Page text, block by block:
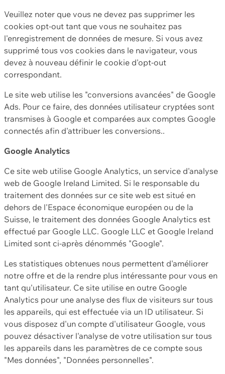
Veuillez noter que vous ne devez pas supprimer les
cookies opt-out tant que vous ne souhaitez pas
l'enregistrement de données de mesure. Si vous avez
supprimé tous vos cookies dans le navigateur, vous
devez à nouveau définir le cookie d'opt-out
correspondant.
Le site web utilise les "conversions avancées" de Google
Ads. Pour ce faire, des données utilisateur cryptées sont
transmises à Google et comparées aux comptes Google
connectés afin d'attribuer les conversions..
Google Analytics
Ce site web utilise Google Analytics, un service d'analyse
web de Google Ireland Limited. Si le responsable du
traitement des données sur ce site web est situé en
dehors de l'Espace économique européen ou de la
Suisse, le traitement des données Google Analytics est
effectué par Google LLC. Google LLC et Google Ireland
Limited sont ci-après dénommés "Google".
Les statistiques obtenues nous permettent d'améliorer
notre offre et de la rendre plus intéressante pour vous en
tant qu'utilisateur. Ce site utilise en outre Google
Analytics pour une analyse des flux de visiteurs sur tous
les appareils, qui est effectuée via un ID utilisateur. Si
vous disposez d'un compte d'utilisateur Google, vous
pouvez désactiver l'analyse de votre utilisation sur tous
les appareils dans les paramètres de ce compte sous
"Mes données", "Données personnelles".